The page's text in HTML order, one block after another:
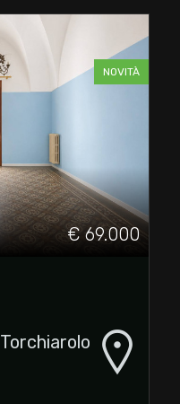
NOVITÀ
€ 69.000
Torchiarolo